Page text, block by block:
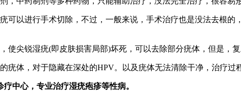
可以进行手术切除，不过，一般来说，手术治疗也是没法去根
使尖锐湿疣(即皮肤损害局部)坏死，可以去除部分疣体，但是，
疣体，对于隐藏在深处的HPV。以及疣体无法清除干净，治疗过
中心，专业治疗湿疣疱疹等性病。